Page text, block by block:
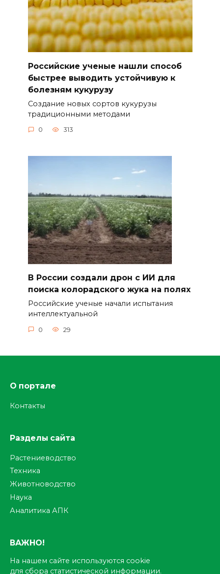
Российские ученые нашли способ
быстрее выводить устойчивую к
болезням кукурузу
Создание новых сортов кукурузы
традиционными методами
0 313
В России создали дрон с ИИ для
поиска колорадского жука на полях
Российские ученые начали испытания
интеллектуальной
0 29
О портале
Контакты
Разделы сайта
Растениеводство
Техника
Животноводство
Наука
Аналитика АПК
ВАЖНО!
На нашем сайте используются cookie
для сбора статистической информации.